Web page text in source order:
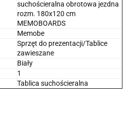
suchościeralna obrotowa jezdna
rozm. 180x120 cm
MEMOBOARDS
Memobe
Sprzęt do prezentacji/Tablice
zawieszane
Biały
1
Tablica suchościeralna